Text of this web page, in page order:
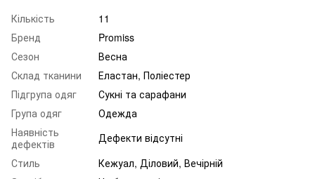
Кількість
11
Бренд
Promiss
Сезон
Весна
Склад тканини
Еластан, Поліестер
Підгрупа одяг
Сукні та сарафани
Група одяг
Одежда
Наявність
дефектів
Дефекти відсутні
Стиль
Кежуал, Діловий, Вечірній